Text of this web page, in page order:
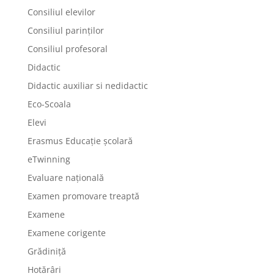
Consiliul elevilor
Consiliul parinților
Consiliul profesoral
Didactic
Didactic auxiliar si nedidactic
Eco-Scoala
Elevi
Erasmus Educație școlară
eTwinning
Evaluare națională
Examen promovare treaptă
Examene
Examene corigente
Grădiniță
Hotărâri